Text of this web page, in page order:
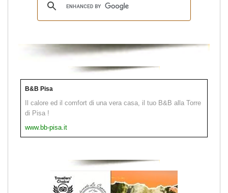
B&B Pisa
Il calore ed il comfort di una vera casa, il tuo B&B alla Torre
di Pisa !
www.bb-pisa.it